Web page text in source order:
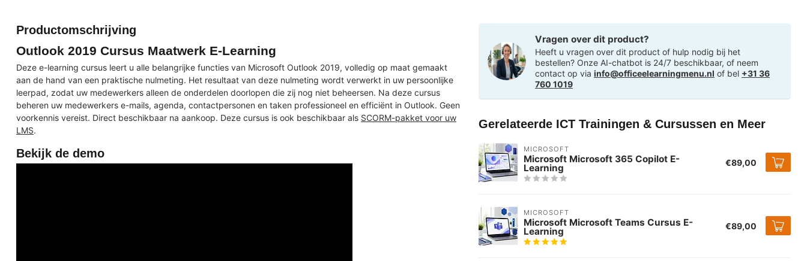
Productomschrijving
Outlook 2019 Cursus Maatwerk E-Learning
Deze e-learning cursus leert u alle belangrijke functies van Microsoft Outlook 2019, volledig op maat gemaakt
aan de hand van een praktische nulmeting. Het resultaat van deze nulmeting wordt verwerkt in uw persoonlijke
leerpad, zodat uw medewerkers alleen de onderdelen doorlopen die zij nog niet beheersen. Na deze cursus
beheren uw medewerkers e-mails, agenda, contactpersonen en taken professioneel en efficiënt in Outlook. Geen
voorkennis vereist. Direct beschikbaar na aankoop. Deze cursus is ook beschikbaar als SCORM-pakket voor uw
LMS.
Bekijk de demo
Vragen over dit product?
Heeft u vragen over dit product of hulp nodig bij het
bestellen? Onze AI-chatbot is 24/7 beschikbaar, of neem
contact op via info@officeelearningmenu.nl of bel +31 36
760 1019
Gerelateerde ICT Trainingen & Cursussen en Meer
MICROSOFT
Microsoft Microsoft 365 Copilot E-
Learning €89,00
MICROSOFT
Microsoft Microsoft Teams Cursus E-
Learning €89,00